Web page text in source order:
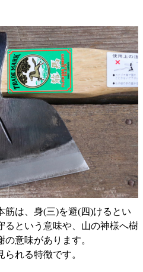
筋は、身(三)を避(四)けるとい
るという意味や、山の神様へ樹
意味があります。
れる特徴です。